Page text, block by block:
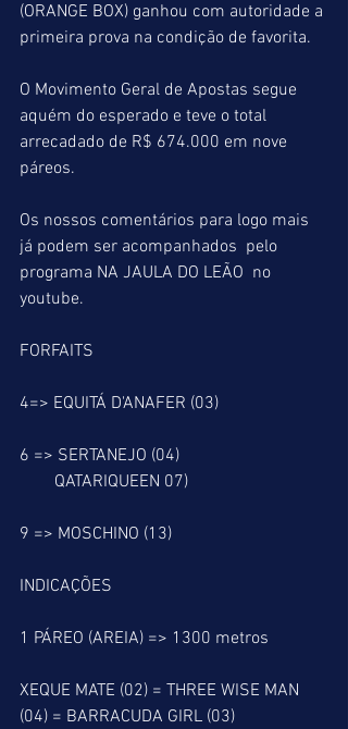
(ORANGE BOX) ganhou com autoridade a
primeira prova na condição de favorita.
O Movimento Geral de Apostas segue
aquém do esperado e teve o total
arrecadado de R$ 674.000 em nove
páreos.
Os nossos comentários para logo mais
já podem ser acompanhados  pelo
programa NA JAULA DO LEÃO  no
youtube.
FORFAITS
4=> EQUITÁ D'ANAFER (03)
6 => SERTANEJO (04)
        QATARIQUEEN 07)
9 => MOSCHINO (13)
INDICAÇÕES
1 PÁREO (AREIA) => 1300 metros
XEQUE MATE (02) = THREE WISE MAN
(04) = BARRACUDA GIRL (03)